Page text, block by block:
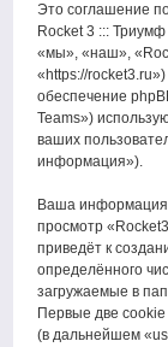
Это соглашение
Rocket 3 :::
«мы», «наш»,
«https://
обеспечение
Teams»)
ваших
информация»).
Ваша информация
просмотр
приведёт к
определённого
загружаемые в
Первые две cookie
(в дальнейшем